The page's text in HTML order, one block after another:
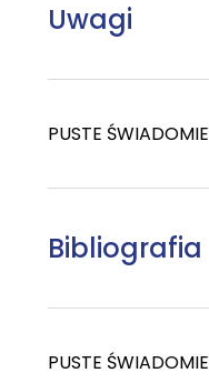
Uwagi
PUSTE ŚWIADOMIE
Bibliografia
PUSTE ŚWIADOMIE